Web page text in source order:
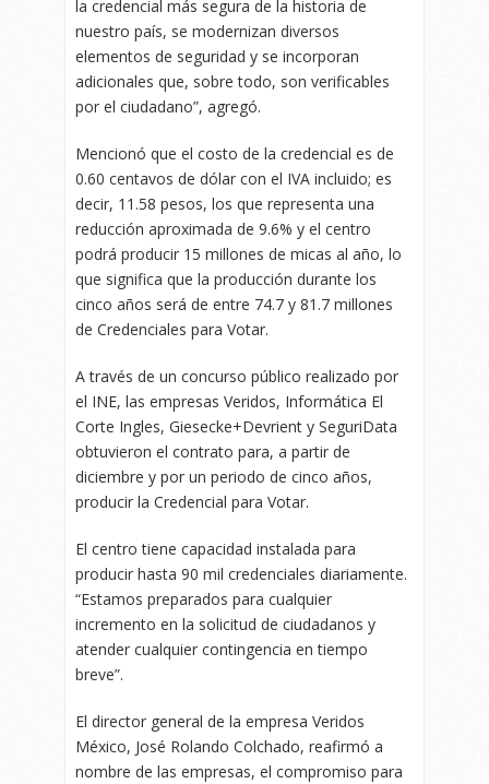
la credencial más segura de la historia de
nuestro país, se modernizan diversos
elementos de seguridad y se incorporan
adicionales que, sobre todo, son verificables
por el ciudadano”, agregó.
Mencionó que el costo de la credencial es de
0.60 centavos de dólar con el IVA incluido; es
decir, 11.58 pesos, los que representa una
reducción aproximada de 9.6% y el centro
podrá producir 15 millones de micas al año, lo
que significa que la producción durante los
cinco años será de entre 74.7 y 81.7 millones
de Credenciales para Votar.
A través de un concurso público realizado por
el INE, las empresas Veridos, Informática El
Corte Ingles, Giesecke+Devrient y SeguriData
obtuvieron el contrato para, a partir de
diciembre y por un periodo de cinco años,
producir la Credencial para Votar.
El centro tiene capacidad instalada para
producir hasta 90 mil credenciales diariamente.
“Estamos preparados para cualquier
incremento en la solicitud de ciudadanos y
atender cualquier contingencia en tiempo
breve”.
El director general de la empresa Veridos
México, José Rolando Colchado, reafirmó a
nombre de las empresas, el compromiso para